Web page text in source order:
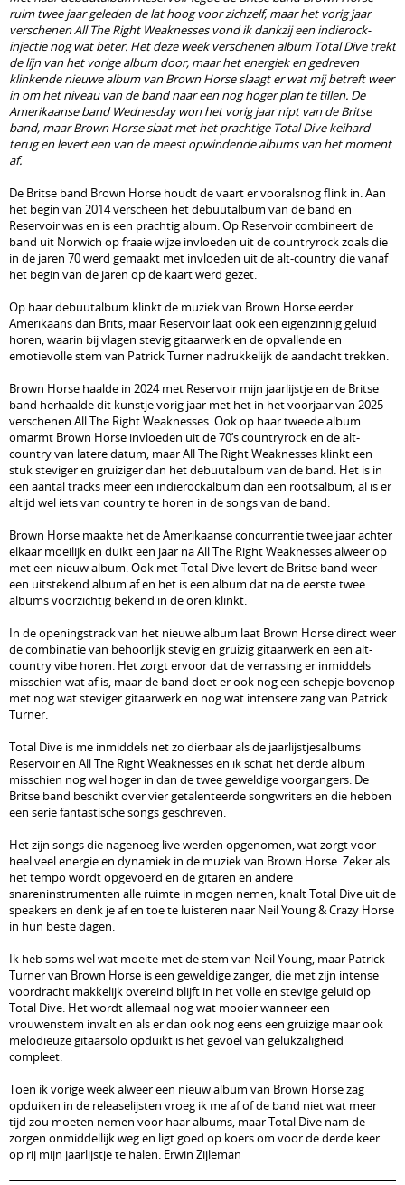
ruim twee jaar geleden de lat hoog voor zichzelf, maar het vorig jaar
verschenen All The Right Weaknesses vond ik dankzij een indierock-
injectie nog wat beter. Het deze week verschenen album Total Dive trekt
de lijn van het vorige album door, maar het energiek en gedreven
klinkende nieuwe album van Brown Horse slaagt er wat mij betreft weer
in om het niveau van de band naar een nog hoger plan te tillen. De
Amerikaanse band Wednesday won het vorig jaar nipt van de Britse
band, maar Brown Horse slaat met het prachtige Total Dive keihard
terug en levert een van de meest opwindende albums van het moment
af.
De Britse band Brown Horse houdt de vaart er vooralsnog flink in. Aan
het begin van 2014 verscheen het debuutalbum van de band en
Reservoir was en is een prachtig album. Op Reservoir combineert de
band uit Norwich op fraaie wijze invloeden uit de countryrock zoals die
in de jaren 70 werd gemaakt met invloeden uit de alt-country die vanaf
het begin van de jaren op de kaart werd gezet.
Op haar debuutalbum klinkt de muziek van Brown Horse eerder
Amerikaans dan Brits, maar Reservoir laat ook een eigenzinnig geluid
horen, waarin bij vlagen stevig gitaarwerk en de opvallende en
emotievolle stem van Patrick Turner nadrukkelijk de aandacht trekken.
Brown Horse haalde in 2024 met Reservoir mijn jaarlijstje en de Britse
band herhaalde dit kunstje vorig jaar met het in het voorjaar van 2025
verschenen All The Right Weaknesses. Ook op haar tweede album
omarmt Brown Horse invloeden uit de 70’s countryrock en de alt-
country van latere datum, maar All The Right Weaknesses klinkt een
stuk steviger en gruiziger dan het debuutalbum van de band. Het is in
een aantal tracks meer een indierockalbum dan een rootsalbum, al is er
altijd wel iets van country te horen in de songs van de band.
Brown Horse maakte het de Amerikaanse concurrentie twee jaar achter
elkaar moeilijk en duikt een jaar na All The Right Weaknesses alweer op
met een nieuw album. Ook met Total Dive levert de Britse band weer
een uitstekend album af en het is een album dat na de eerste twee
albums voorzichtig bekend in de oren klinkt.
In de openingstrack van het nieuwe album laat Brown Horse direct weer
de combinatie van behoorlijk stevig en gruizig gitaarwerk en een alt-
country vibe horen. Het zorgt ervoor dat de verrassing er inmiddels
misschien wat af is, maar de band doet er ook nog een schepje bovenop
met nog wat steviger gitaarwerk en nog wat intensere zang van Patrick
Turner.
Total Dive is me inmiddels net zo dierbaar als de jaarlijstjesalbums
Reservoir en All The Right Weaknesses en ik schat het derde album
misschien nog wel hoger in dan de twee geweldige voorgangers. De
Britse band beschikt over vier getalenteerde songwriters en die hebben
een serie fantastische songs geschreven.
Het zijn songs die nagenoeg live werden opgenomen, wat zorgt voor
heel veel energie en dynamiek in de muziek van Brown Horse. Zeker als
het tempo wordt opgevoerd en de gitaren en andere
snareninstrumenten alle ruimte in mogen nemen, knalt Total Dive uit de
speakers en denk je af en toe te luisteren naar Neil Young & Crazy Horse
in hun beste dagen.
Ik heb soms wel wat moeite met de stem van Neil Young, maar Patrick
Turner van Brown Horse is een geweldige zanger, die met zijn intense
voordracht makkelijk overeind blijft in het volle en stevige geluid op
Total Dive. Het wordt allemaal nog wat mooier wanneer een
vrouwenstem invalt en als er dan ook nog eens een gruizige maar ook
melodieuze gitaarsolo opduikt is het gevoel van gelukzaligheid
compleet.
Toen ik vorige week alweer een nieuw album van Brown Horse zag
opduiken in de releaselijsten vroeg ik me af of de band niet wat meer
tijd zou moeten nemen voor haar albums, maar Total Dive nam de
zorgen onmiddellijk weg en ligt goed op koers om voor de derde keer
op rij mijn jaarlijstje te halen. Erwin Zijleman